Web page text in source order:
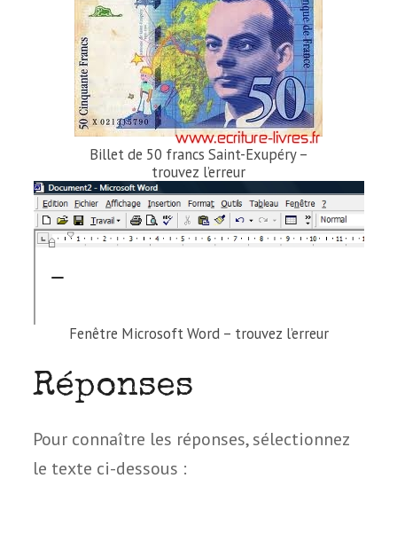
Billet de 50 francs Saint-Exupéry –
trou­vez l’erreur
Fenêtre Microsoft Word – trou­vez l’erreur
Réponses
Pour connaître les réponses, sélec­tion­nez
le texte ci-dessous :